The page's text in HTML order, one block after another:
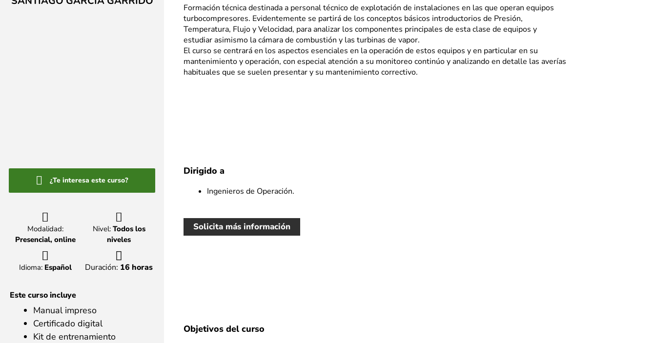
¿Te interesa este curso?
Modalidad:
Presencial, online
Nivel: Todos los
niveles
Idioma: Español Duración: 16 horas
Este curso incluye
Manual impreso
Certificado digital
Kit de entrenamiento
Formación técnica destinada a personal técnico de explotación de instalaciones en las que operan equipos
turbocompresores. Evidentemente se partirá de los conceptos básicos introductorios de Presión,
Temperatura, Flujo y Velocidad, para analizar los componentes principales de esta clase de equipos y
estudiar asimismo la cámara de combustión y las turbinas de vapor.
El curso se centrará en los aspectos esenciales en la operación de estos equipos y en particularen su
mantenimiento y operación, con especial atención a su monitoreo continúo y analizando en detalle las averías
habituales que se suelen presentar y su mantenimiento correctivo.
Dirigido a
Ingenieros de Operación.
Solicita más información
Objetivos del curso